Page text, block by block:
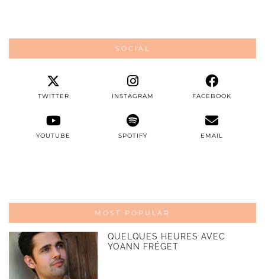
SOCIAL
TWITTER INSTAGRAM FACEBOOK
YOUTUBE SPOTIFY EMAIL
MOST POPULAR
QUELQUES HEURES AVEC
YOANN FRÉGET